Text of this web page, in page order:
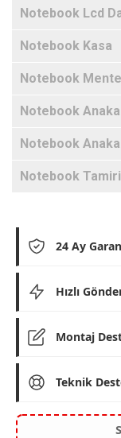
Notebook Lcd
Notebook Kasa
Notebook
Notebook
Notebook
Notebook Tamiri
24 Ay
Hızlı
Montaj
Teknik